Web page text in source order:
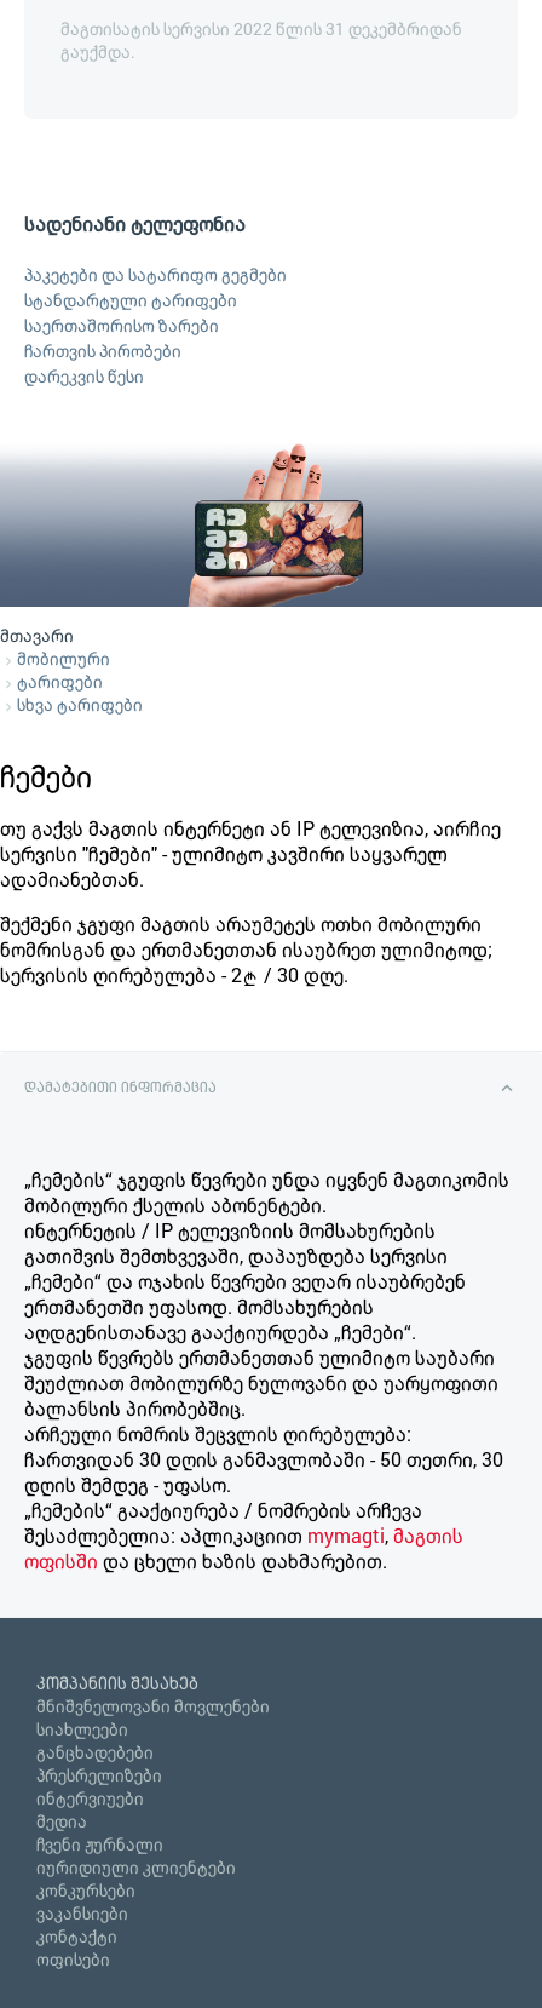
მაგთისატის სერვისი 2022 წლის 31 დეკემბრიდან
გაუქმდა.
სადენიანი ტელეფონია
პაკეტები და სატარიფო გეგმები
სტანდარტული ტარიფები
საერთაშორისო ზარები
ჩართვის პირობები
დარეკვის წესი
მთავარი
მობილური
ტარიფები
სხვა ტარიფები
ჩემები
თუ გაქვს მაგთის ინტერნეტი ან IP ტელევიზია, აირჩიე
სერვისი "ჩემები" - ულიმიტო კავშირი საყვარელ
ადამიანებთან.
შექმენი ჯგუფი მაგთის არაუმეტეს ოთხი მობილური
ნომრისგან და ერთმანეთთან ისაუბრეთ ულიმიტოდ;
სერვისის ღირებულება - 2
/ 30 დღე.
დამატებითი ინფორმაცია
„ჩემების“ ჯგუფის წევრები უნდა იყვნენ მაგთიკომის
მობილური ქსელის აბონენტები.
ინტერნეტის / IP ტელევიზიის მომსახურების
გათიშვის შემთხვევაში, დაპაუზდება სერვისი
„ჩემები“ და ოჯახის წევრები ვეღარ ისაუბრებენ
ერთმანეთში უფასოდ. მომსახურების
აღდგენისთანავე გააქტიურდება „ჩემები“.
ჯგუფის წევრებს ერთმანეთთან ულიმიტო საუბარი
შეუძლიათ მობილურზე ნულოვანი და უარყოფითი
ბალანსის პირობებშიც.
არჩეული ნომრის შეცვლის ღირებულება:
ჩართვიდან 30 დღის განმავლობაში - 50 თეთრი, 30
დღის შემდეგ - უფასო.
„ჩემების“ გააქტიურება / ნომრების არჩევა
შესაძლებელია: აპლიკაციით mymagti,მაგთის
ოფისში და ცხელი ხაზის დახმარებით.
კომპანიის შესახებ
მნიშვნელოვანი მოვლენები
სიახლეები
განცხადებები
პრესრელიზები
ინტერვიუები
მედია
ჩვენი ჟურნალი
იურიდიული კლიენტები
კონკურსები
ვაკანსიები
კონტაქტი
ოფისები